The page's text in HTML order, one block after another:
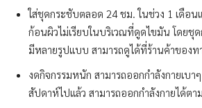
ใส่ชุดกระชับตลอด 24 ชม. ในช่วง 1 เดือน
ก้อนผิวไม่เรียบในบริเวณที่ดูดไขมัน โดยชุ
มีหลายรูปแบบ สามารถดูได้ที่ร้านค้าของท
งดกิจกรรมหนัก สามารถออกกำลังกายเบา
สัปดาห์ไปแล้ว สามารถออกกำลังกายได้ตา